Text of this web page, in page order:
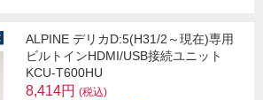
ALPINE デリカD:5(H31/2～現在)専用
ビルトインHDMI/USB接続ユニット
KCU-T600HU
8,414円 (税込)